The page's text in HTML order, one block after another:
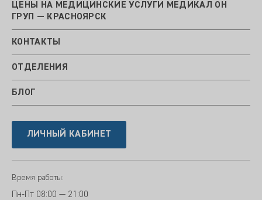
ЦЕНЫ НА МЕДИЦИНСКИЕ УСЛУГИ МЕДИКАЛ ОН
ГРУП — КРАСНОЯРСК
КОНТАКТЫ
ОТДЕЛЕНИЯ
БЛОГ
ЛИЧНЫЙ КАБИНЕТ
Время работы:
Пн-Пт 08:00 — 21:00